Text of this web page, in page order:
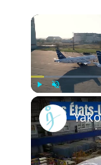
Unmute